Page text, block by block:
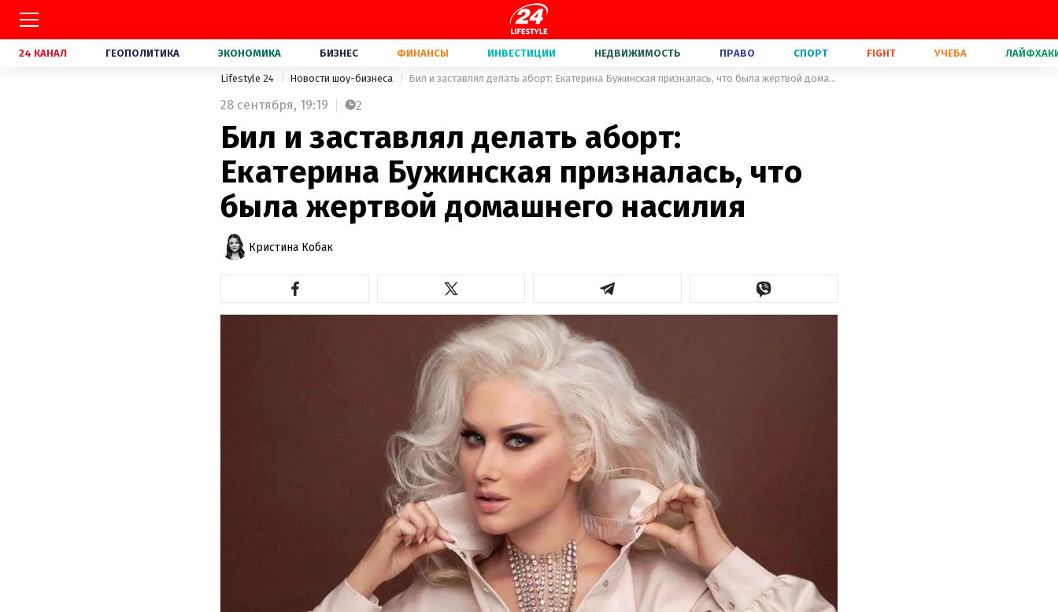
24 КАНАЛ ГЕОПОЛИТИКА ЭКОНОМИКА БИЗНЕС ФИНАНСЫ ИНВЕСТИЦИИ НЕДВИЖИМОСТЬ ПРАВО СПОРТ FIGHT УЧЕБА
Lifestyle 24 Новости шоу-бизнеса Бил и заставлял делать аборт: Екатерина Бужинская призналась, что была жертвой домашнего насилия
28 сентября, 19:19 2
Бил и заставлял делать аборт:
Екатерина Бужинская призналась, что
была жертвой домашнего насилия
Кристина Кобак